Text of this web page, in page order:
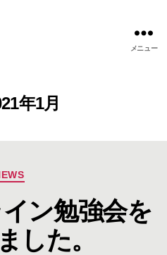
メニュー
年1月
カ
ゴ
リ
ー
ン勉強会を
した。